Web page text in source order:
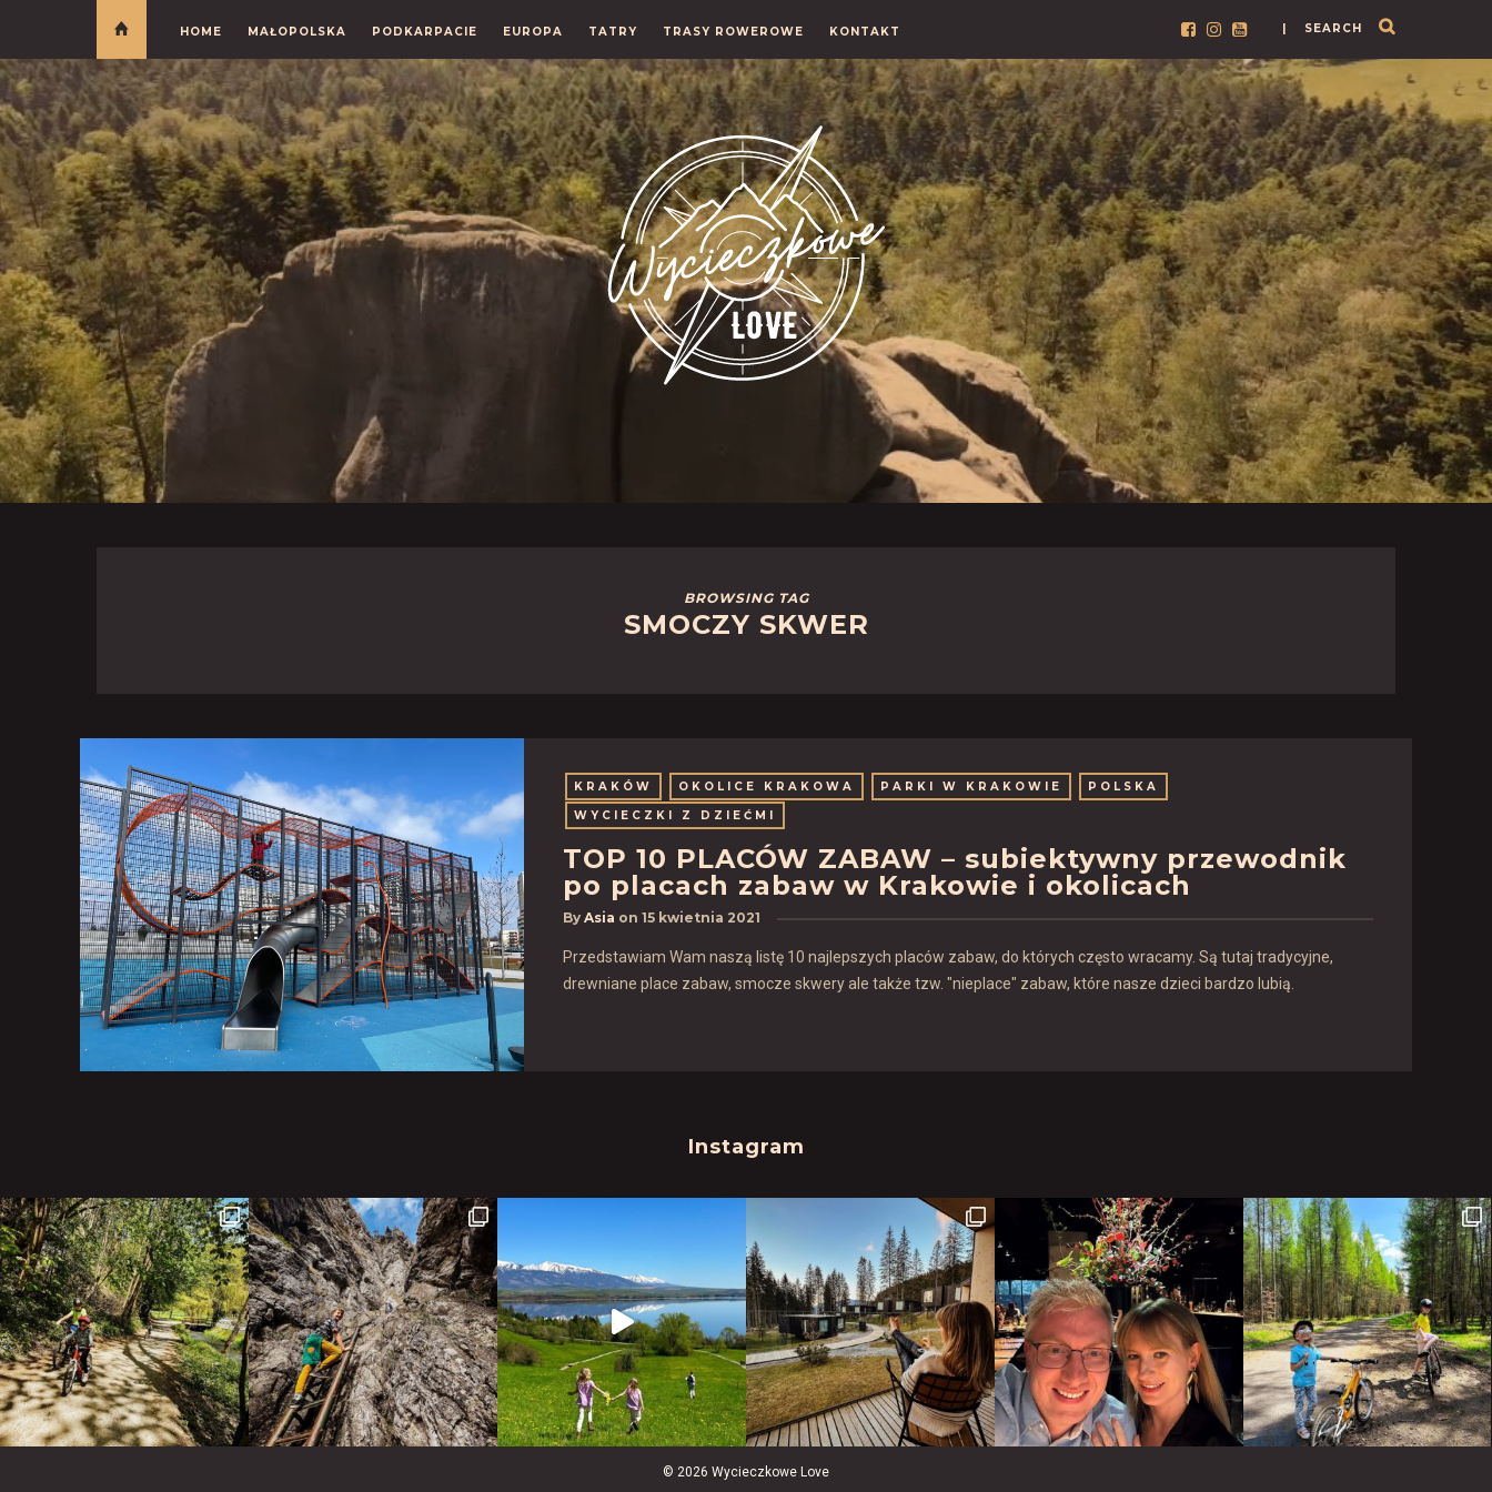
| SEARCH
HOME MAŁOPOLSKA PODKARPACIE EUROPA TATRY TRASY ROWEROWE KONTAKT
BROWSING TAG
SMOCZY SKWER
KRAKÓW OKOLICE KRAKOWA PARKI W KRAKOWIE
POLSKA
WYCIECZKI Z DZIEĆMI
TOP 10 PLACÓW ZABAW – subiektywny przewodnik
po placach zabaw w Krakowie i okolicach
By Asia on 15 kwietnia 2021
Przedstawiam Wam naszą listę 10 najlepszych placów zabaw, do których często wracamy. Są tutaj tradycyjne,
drewniane place zabaw, smocze skwery ale także tzw. "nieplace" zabaw, które nasze dzieci bardzo lubią.
Instagram
© 2026 Wycieczkowe Love